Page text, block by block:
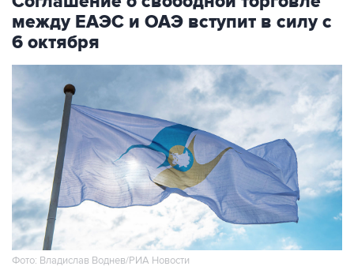
между ЕАЭС и ОАЭ вступит в силу с
6 октября
Фото: Владислав Воднев/РИА Новости